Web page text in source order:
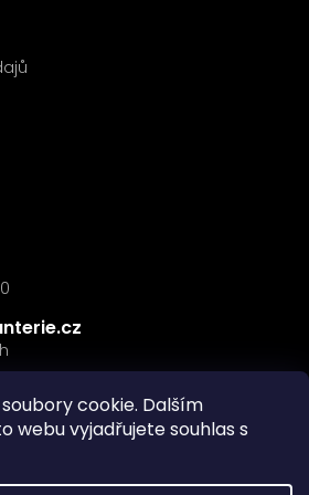
cookie. Dalším
webu vyjadřujete souhlas s